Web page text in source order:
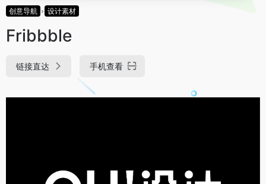
创意导航 设计素材
Fribbble
链接直达 手机查看